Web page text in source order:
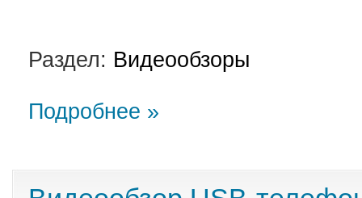
Раздел: Видеообзоры
Подробнее »